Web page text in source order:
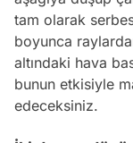
tam olarak
boyunca
altındaki hava
bunun etkisiyle
edeceksiniz.